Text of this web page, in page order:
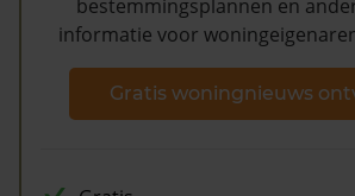
bestemmingsplannen en
informatie voor
Gratis woningnieuws